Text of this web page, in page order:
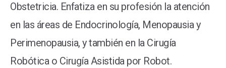
Obstetricia. Enfatiza en su profesión la atención
en las áreas de Endocrinología, Menopausia y
Perimenopausia, y también en la Cirugía
Robótica o Cirugía Asistida por Robot.